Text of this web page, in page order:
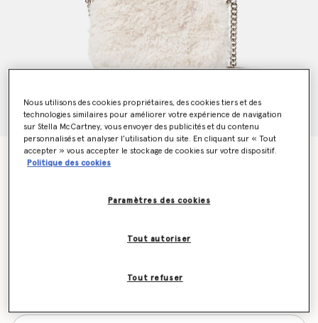
Mini cabas Falabella
Soyez informé(e) en priorité du retour en stock
Nous utilisons des cookies propriétaires, des cookies tiers et des
technologies similaires pour améliorer votre expérience de navigation
sur Stella McCartney, vous envoyer des publicités et du contenu
personnalisés et analyser l’utilisation du site. En cliquant sur « Tout
accepter » vous accepter le stockage de cookies sur votre dispositif.
Politique des cookies
Paramètres des cookies
Tout refuser
Tout autoriser